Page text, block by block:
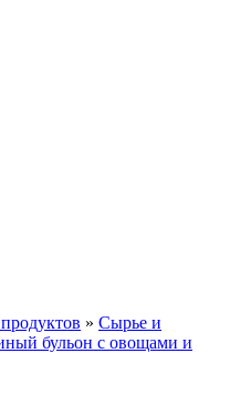
» Сырье и
бульон с овощами и